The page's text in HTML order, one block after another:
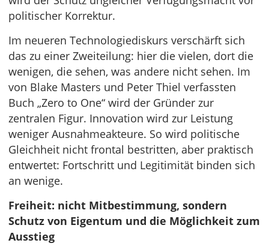
politischer Korrektur.
Im neueren Technologiediskurs verschärft sich
das zu einer Zweiteilung: hier die vielen, dort die
wenigen, die sehen, was andere nicht sehen. Im
von Blake Masters und Peter Thiel verfassten
Buch „Zero to One“ wird der Gründer zur
zentralen Figur. Innovation wird zur Leistung
weniger Ausnahmeakteure. So wird politische
Gleichheit nicht frontal bestritten, aber praktisch
entwertet: Fortschritt und Legitimität binden sich
an wenige.
Freiheit: nicht Mitbestimmung, sondern
Schutz von Eigentum und die Möglichkeit zum
Ausstieg